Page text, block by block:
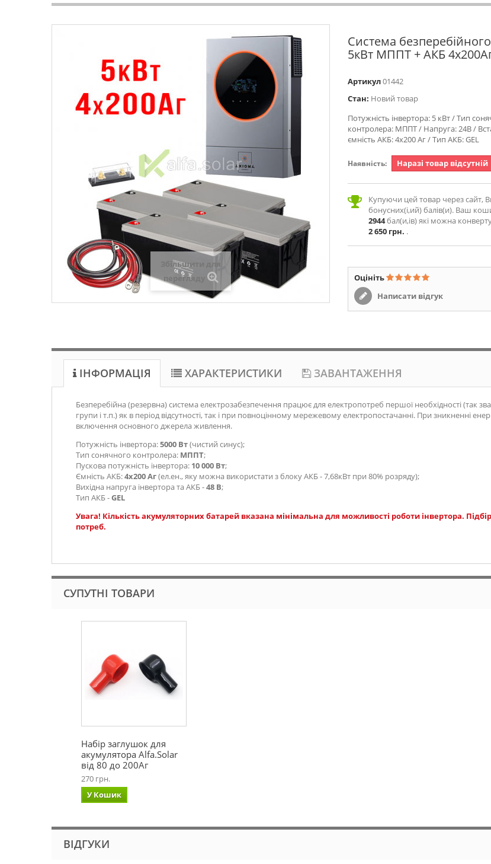
Збільшити для
перегляду
Система
5кВт МППТ + АКБ
Артикул01442
Стан: Новий товар
Потужність інвертора: 5 кВт / Тип
контролера: МППТ / Напруга: 24В /
ємність АКБ: 4х200 Аг / Тип АКБ: GEL
Наявність: Наразі товар відсутній
Купуючи цей товар через сайт,
бонусних(і,ий) балів(и). Ваш
2944бал(и,ів) які можна
2 650 грн. .
Оцініть
Написати відгук
ІНФОРМАЦІЯ ХАРАКТЕРИСТИКИ ЗАВАНТАЖЕННЯ
Безперебійна (резервна) система електрозабезпечення працює для електропотреб першої необхідності (так
групи і т.п.) як в період відсутності, так і при повноцінному мережевому електропостачанні. При зникненні
включення основного джерела живлення.
Потужність інвертора:5000 Вт(чистий синус);
Тип сонячного контролера: МППТ;
Пускова потужність інвертора: 10 000 Вт;
Ємність АКБ:4х200 Аг(ел.ен., яку можна використати з блоку АКБ - 7,68кВт при 80% розряду);
Вихідна напруга інвертора та АКБ-48 В;
Тип АКБ -GEL
Увага! Кількість акумуляторних батарей вказана мінімальна для можливості роботи інвертора.
потреб.
СУПУТНІ ТОВАРИ
Набір заглушок для
акумулятора Alfa.Solar
від 80 до 200Аг
270 грн.
У Кошик
ВІДГУКИ